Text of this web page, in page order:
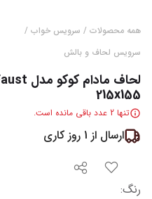
همه محصولات / سرویس خواب /
سرویس لحاف و بالش
215x155
تنها 2 عدد باقی مانده است.
ارسال از 1 روز کاری
رنگ: